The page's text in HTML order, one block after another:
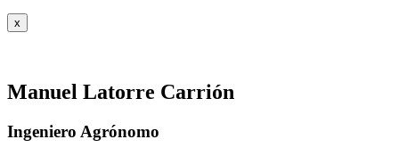
x
Manuel Latorre Carrión
Ingeniero Agrónomo